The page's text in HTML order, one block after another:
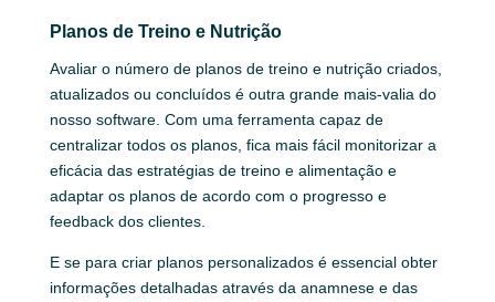
Planos de Treino e Nutrição
Avaliar o número de planos de treino e nutrição criados,
atualizados ou concluídos é outra grande mais-valia do
nosso software. Com uma ferramenta capaz de
centralizar todos os planos, fica mais fácil monitorizar a
eficácia das estratégias de treino e alimentação e
adaptar os planos de acordo com o progresso e
feedback dos clientes.
E se para criar planos personalizados é essencial obter
informações detalhadas através da anamnese e das